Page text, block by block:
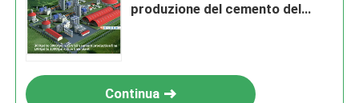
produzione del cemento del
Continua